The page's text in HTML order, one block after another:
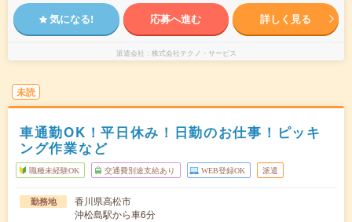
気になる! 応募へ進む 詳しく見る
派遣会社 株式会社テクノ・サービス
未読
車通勤OK！平日休み！日勤のお仕事！ピッキ
ング作業など
職種未経験OK 交通費別途支給あり WEB登録OK 派遣
勤務地
香川県高松市
沖松島駅から車6分